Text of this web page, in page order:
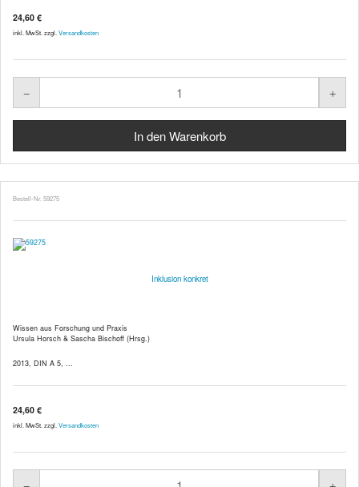
24,60 €
inkl. MwSt. zzgl. Versandkosten
Bestell-Nr. 59275
Inklusion konkret
Wissen aus Forschung und Praxis
Ursula Horsch & Sascha Bischoff (Hrsg.)
2013, DIN A 5, ...
24,60 €
inkl. MwSt. zzgl. Versandkosten